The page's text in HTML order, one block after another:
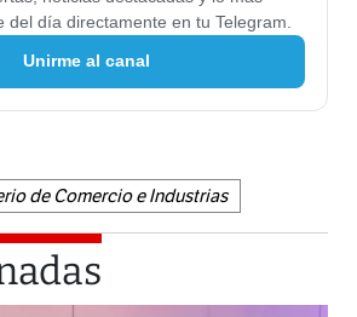
del día directamente en tu Telegram.
Unirme al canal
de Comercio e Industrias